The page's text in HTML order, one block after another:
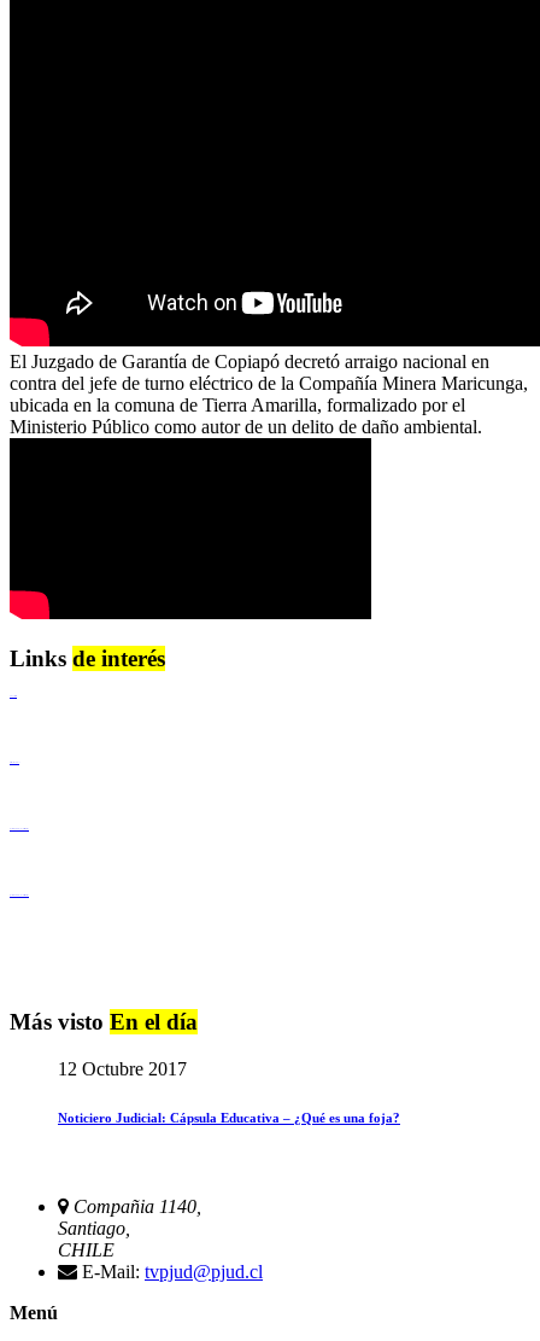
El Juzgado de Garantía de Copiapó decretó arraigo nacional en
contra del jefe de turno eléctrico de la Compañía Minera Maricunga,
ubicada en la comuna de Tierra Amarilla, formalizado por el
Ministerio Público como autor de un delito de daño ambiental.
Links de interés
Más visto En el día
12 Octubre 2017
Noticiero Judicial: Cápsula Educativa – ¿Qué es una foja?
Compañia 1140,
Santiago,
CHILE
E-Mail: tvpjud@pjud.cl
Menú